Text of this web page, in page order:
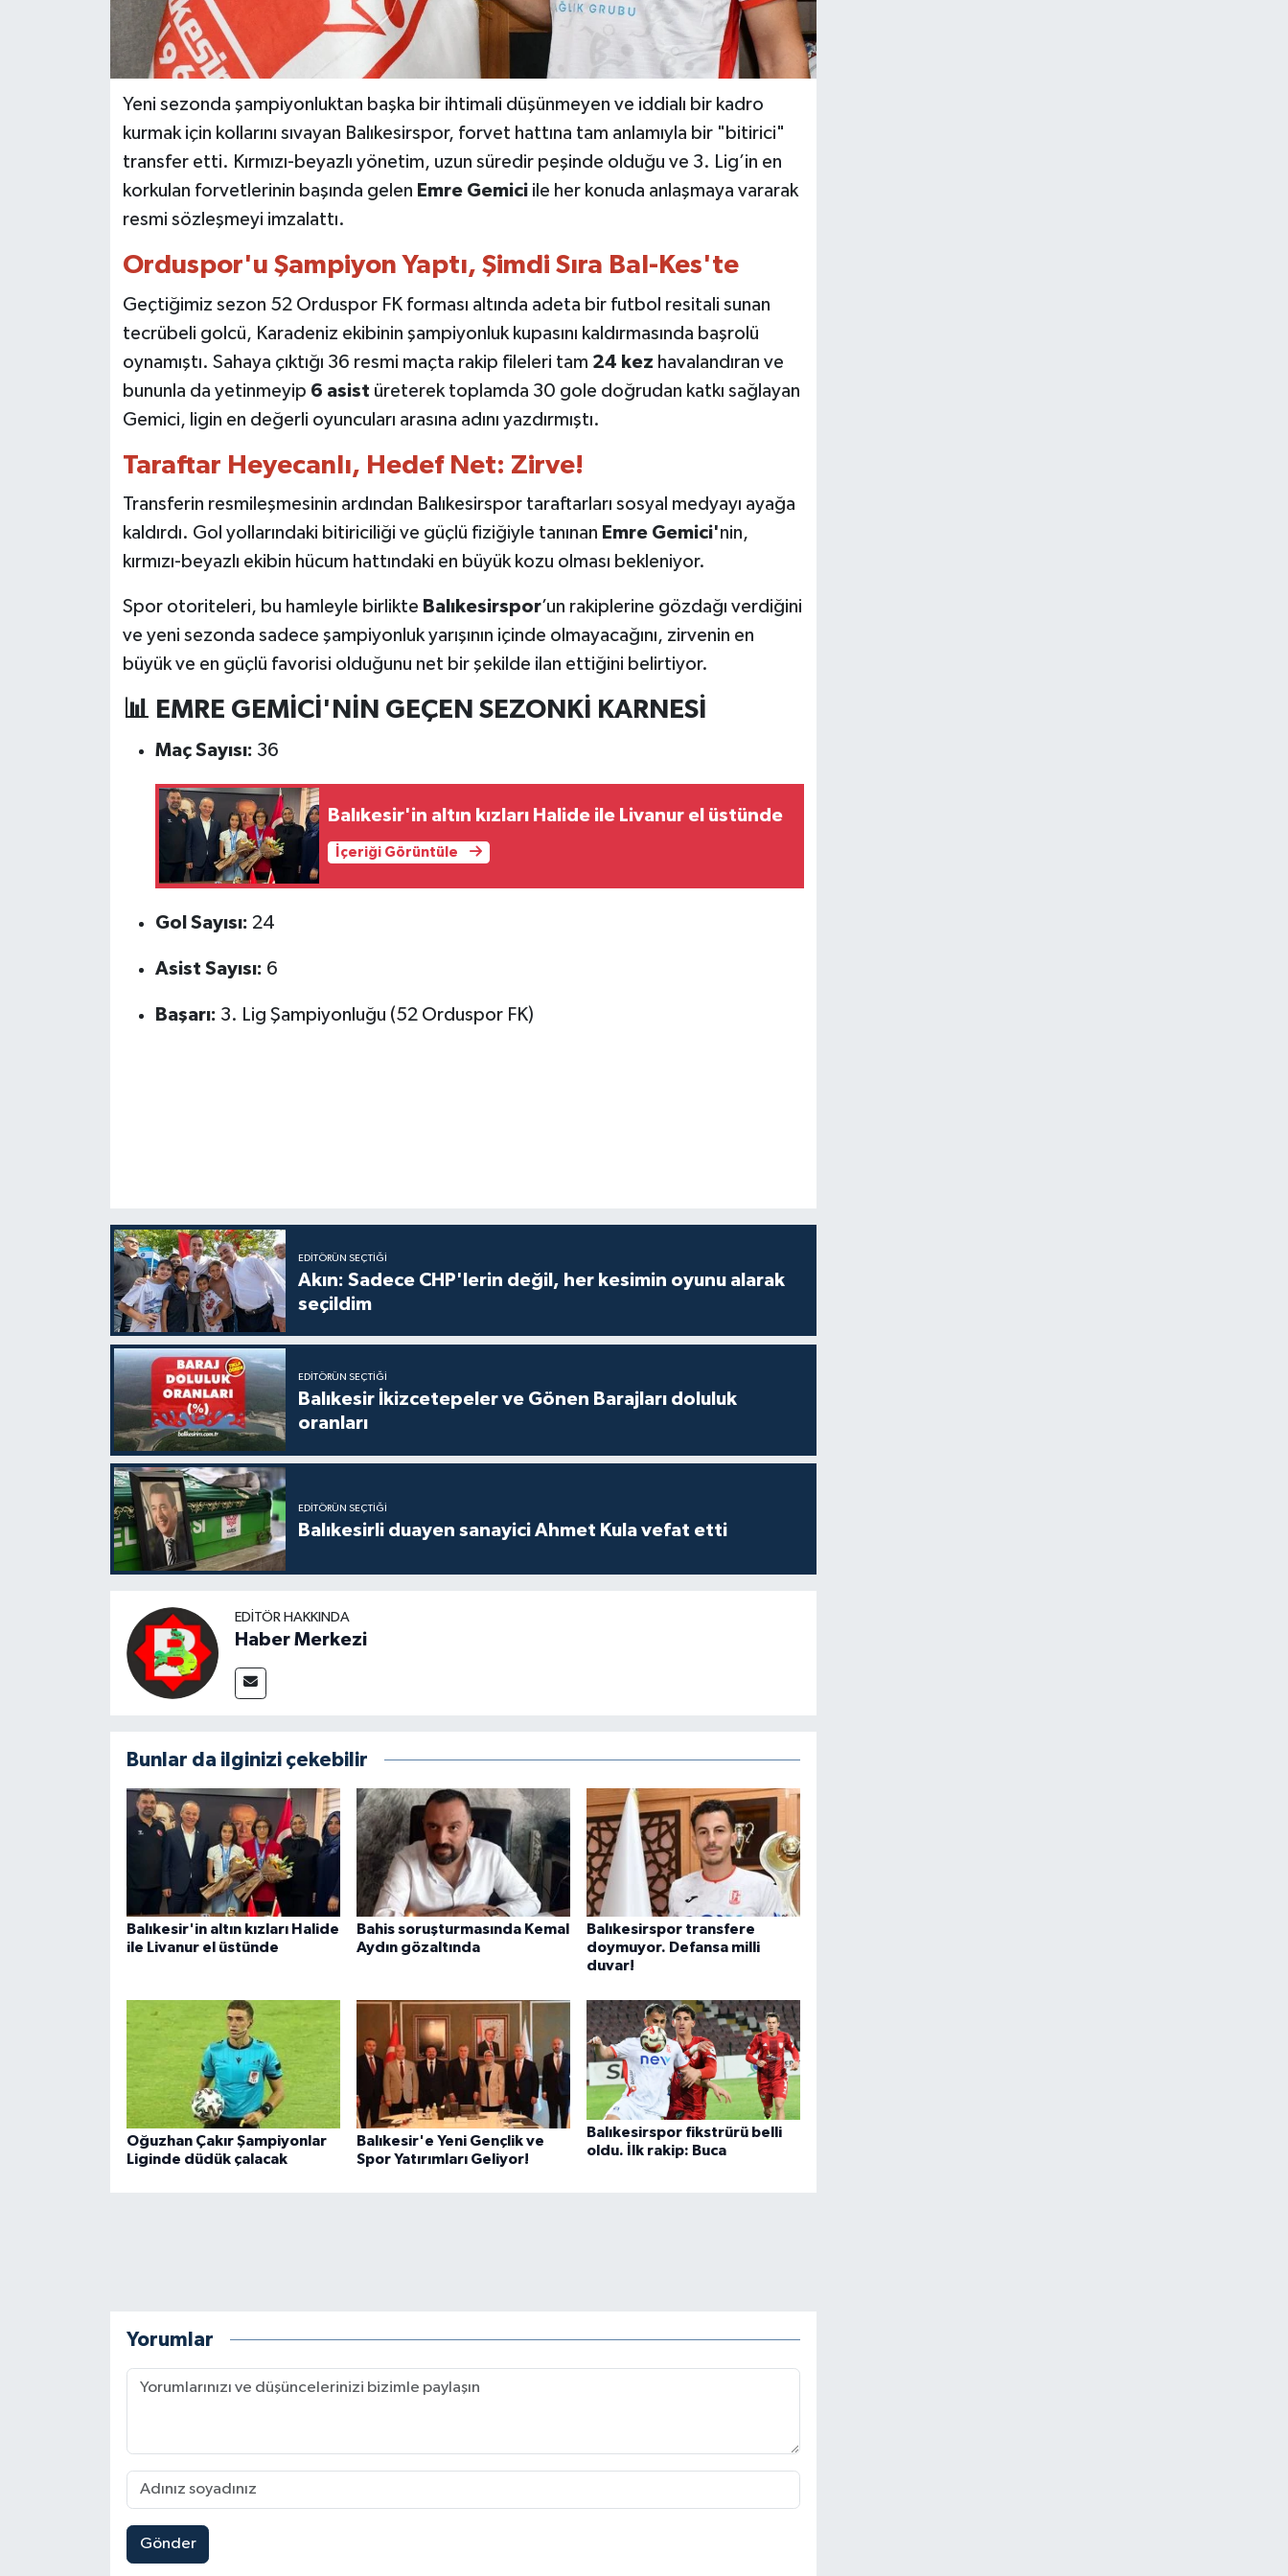
Yeni sezonda şampiyonluktan başka bir ihtimali düşünmeyen ve iddialı bir kadro
kurmak için kollarını sıvayan Balıkesirspor, forvet hattına tam anlamıyla bir "bitirici"
transfer etti. Kırmızı-beyazlı yönetim, uzun süredir peşinde olduğu ve 3. Lig’in en
korkulan forvetlerinin başında gelen Emre Gemici ile her konuda anlaşmaya vararak
resmi sözleşmeyi imzalattı.
Orduspor'u Şampiyon Yaptı, Şimdi Sıra Bal-Kes'te
Geçtiğimiz sezon 52 Orduspor FK forması altında adeta bir futbol resitali sunan
tecrübeli golcü, Karadeniz ekibinin şampiyonluk kupasını kaldırmasında başrolü
oynamıştı. Sahaya çıktığı 36 resmi maçta rakip fileleri tam 24 kez havalandıran ve
bununla da yetinmeyip 6 asist üreterek toplamda 30 gole doğrudan katkı sağlayan
Gemici, ligin en değerli oyuncuları arasına adını yazdırmıştı.
Taraftar Heyecanlı, Hedef Net: Zirve!
Transferin resmileşmesinin ardından Balıkesirspor taraftarları sosyal medyayı ayağa
kaldırdı. Gol yollarındaki bitiriciliği ve güçlü fiziğiyle tanınan Emre Gemici'nin,
kırmızı-beyazlı ekibin hücum hattındaki en büyük kozu olması bekleniyor.
Spor otoriteleri, bu hamleyle birlikte Balıkesirspor’un rakiplerine gözdağı verdiğini
ve yeni sezonda sadece şampiyonluk yarışının içinde olmayacağını, zirvenin en
büyük ve en güçlü favorisi olduğunu net bir şekilde ilan ettiğini belirtiyor.
📊 EMRE GEMİCİ'NİN GEÇEN SEZONKİ KARNESİ
Maç Sayısı: 36
Balıkesir'in altın kızları Halide ile Livanur el üstünde
İçeriği Görüntüle
Gol Sayısı: 24
Asist Sayısı: 6
Başarı: 3. Lig Şampiyonluğu (52 Orduspor FK)
EDITÖRÜN SEÇTIĞI
Akın: Sadece CHP'lerin değil, her kesimin oyunu alarak
seçildim
EDITÖRÜN SEÇTIĞI
Balıkesir İkizcetepeler ve Gönen Barajları doluluk
oranları
EDITÖRÜN SEÇTIĞI
Balıkesirli duayen sanayici Ahmet Kula vefat etti
EDITÖR HAKKINDA
Haber Merkezi
Bunlar da ilginizi çekebilir
Balıkesir'in altın kızları Halide
ile Livanur el üstünde
Bahis soruşturmasında Kemal
Aydın gözaltında
Balıkesirspor transfere
doymuyor. Defansa milli
duvar!
Oğuzhan Çakır Şampiyonlar
Liginde düdük çalacak
Balıkesir'e Yeni Gençlik ve
Spor Yatırımları Geliyor!
Balıkesirspor fikstrürü belli
oldu. İlk rakip: Buca
Yorumlar
Gönder